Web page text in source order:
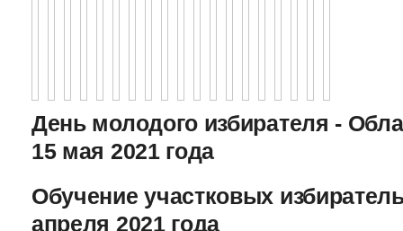
День молодого избирателя -
15 мая 2021 года
Обучение участковых
апреля 2021 года